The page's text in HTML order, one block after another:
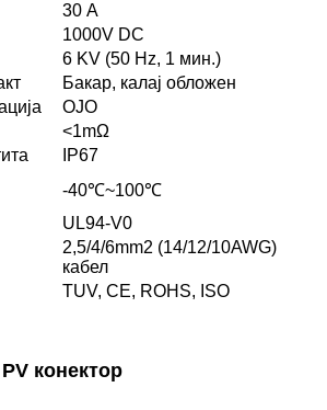
30 А
1000V DC
6 KV (50 Hz, 1 мин.)
Бакар, калај обложен
ОЈО
<1mΩ
IP67
-40℃~100℃
UL94-V0
2,5/4/6mm2 (14/12/10AWG)
кабел
TUV, CE, ROHS, ISO
конектор